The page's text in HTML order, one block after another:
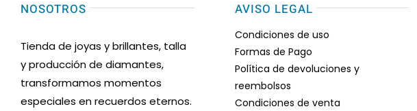
NOSOTROS
Tienda de joyas y brillantes, talla
y producción de diamantes,
transformamos momentos
especiales en recuerdos eternos.
AVISO LEGAL
Condiciones de uso
Formas de Pago
Política de devoluciones y
reembolsos
Condiciones de venta